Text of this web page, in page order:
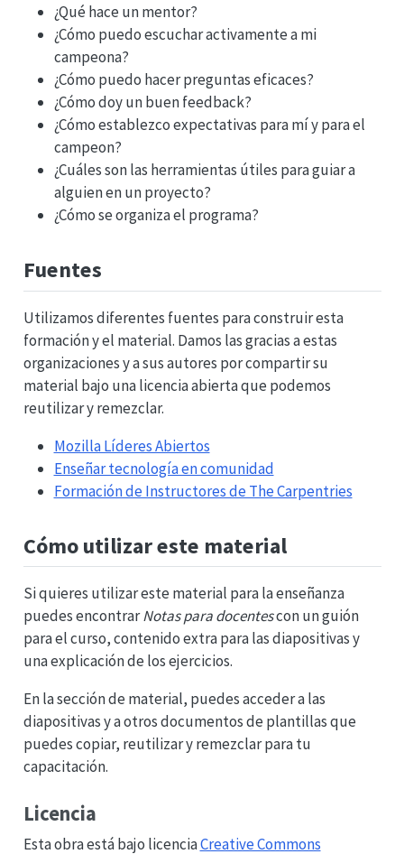
¿Qué hace un mentor?
¿Cómo puedo escuchar activamente a mi
campeona?
¿Cómo puedo hacer preguntas eficaces?
¿Cómo doy un buen feedback?
¿Cómo establezco expectativas para mí y para el
campeon?
¿Cuáles son las herramientas útiles para guiar a
alguien en un proyecto?
¿Cómo se organiza el programa?
Fuentes
Utilizamos diferentes fuentes para construir esta
formación y el material. Damos las gracias a estas
organizaciones y a sus autores por compartir su
material bajo una licencia abierta que podemos
reutilizar y remezclar.
Mozilla Líderes Abiertos
Enseñar tecnología en comunidad
Formación de Instructores de The Carpentries
Cómo utilizar este material
Si quieres utilizar este material para la enseñanza
puedes encontrarNotas para docentescon un guión
para el curso, contenido extra para las diapositivas y
una explicación de los ejercicios.
En la sección de material, puedes acceder a las
diapositivas y a otros documentos de plantillas que
puedes copiar, reutilizar y remezclar para tu
capacitación.
Licencia
Esta obra está bajo licenciaCreative Commons